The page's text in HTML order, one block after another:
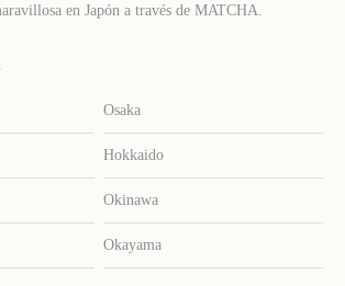
en Japón a través de MATCHA.
Osaka
Hokkaido
Okinawa
Okayama